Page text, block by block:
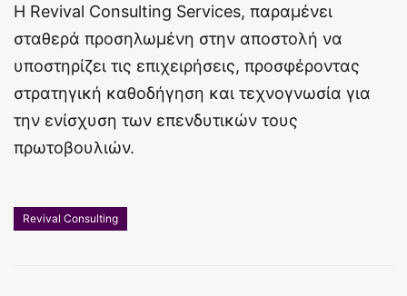
Η Revival Consulting Services, παραμένει
σταθερά προσηλωμένη στην αποστολή να
υποστηρίζει τις επιχειρήσεις, προσφέροντας
στρατηγική καθοδήγηση και τεχνογνωσία για
την ενίσχυση των επενδυτικών τους
πρωτοβουλιών.
Revival Consulting